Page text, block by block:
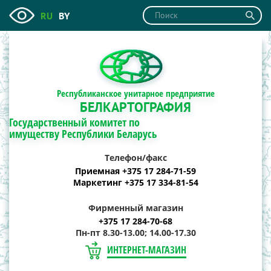
RU BY
Республиканское унитарное предприятие
БЕЛКАРТОГРАФИЯ
Государственный комитет по
имуществу Республики Беларусь
Телефон/факс
Приемная +375 17 284-71-59
Маркетинг +375 17 334-81-54
Фирменный магазин
+375 17 284-70-68
Пн-пт 8.30-13.00; 14.00-17.30
ИНТЕРНЕТ-МАГАЗИН